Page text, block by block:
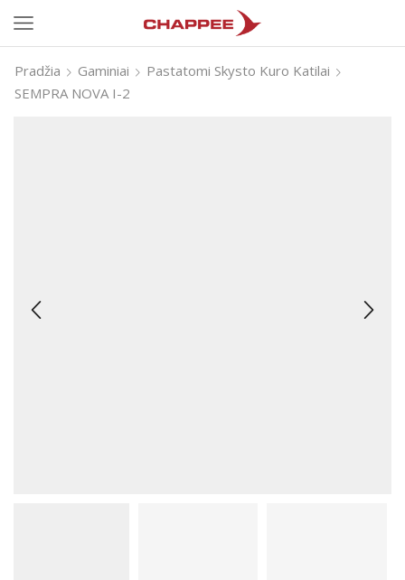
Pradžia Gaminiai
Pastatomi Skysto Kuro Katilai
SEMPRA NOVA I-2